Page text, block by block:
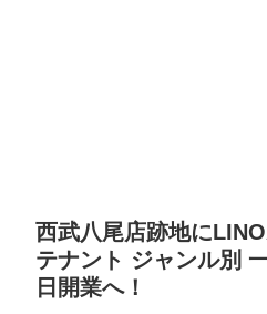
西武八尾店跡地に
テナント ジャンル別
日開業へ！